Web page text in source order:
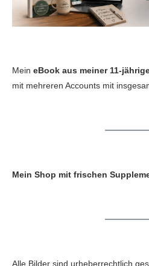
Mein eBook aus meiner 11-
mit mehreren Accounts mit
Mein Shop mit frischen
Alle Bilder sind urheberrechtlich